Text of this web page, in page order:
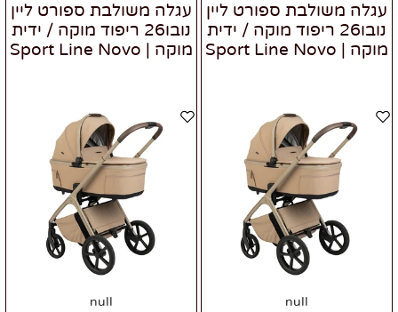
עגלה משולבת ספורט ליין
נובו26 ריפוד מוקה / ידית
מוקה | Sport Line Novo
null
עגלה משולבת ספורט ליין
נובו26 ריפוד מוקה / ידית
מוקה | Sport Line Novo
null